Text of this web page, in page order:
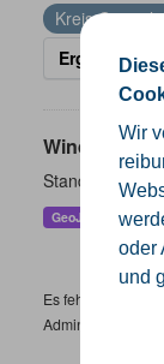
Wir
oder
und
Kreis
Ergebnisse
Standorte der
GeoJSON KML
Es fehlen
Administrator unter: